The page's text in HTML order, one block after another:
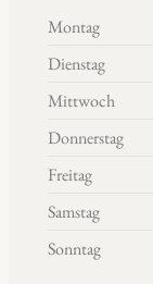
Montag
Dienstag
Mittwoch
Donnerstag
Freitag
Samstag
Sonntag